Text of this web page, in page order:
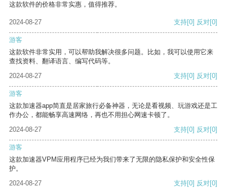
这款软件的价格非常实惠，值得推荐。
2024-08-27 支持[0] 反对[0]
游客
这款软件非常实用，可以帮助我解决很多问题。比如，我可以使用它来
查找资料、翻译语言、编写代码等。
2024-08-27
支持[0] 反对[0]
游客
这款加速器app简直是居家旅行必备神器，无论是看视频、玩游戏还是工
作办公，都能畅享高速网络，再也不用担心网速卡顿了。
2024-08-27
支持[0] 反对[0]
游客
这款加速器VPM应用程序已经为我们带来了无限的隐私保护和安全性保
护。
2024-08-27
支持[0] 反对[0]